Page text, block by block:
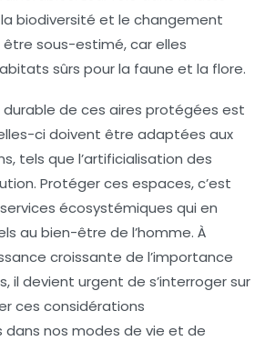
biodiversité et le changement
sous-estimé, car elles
sûrs pour la faune et la flore.
durable de ces aires protégées est
ci doivent être adaptées aux
tels que l’artificialisation des
Protéger ces espaces, c’est
services écosystémiques qui en
au bien-être de l’homme. À
croissante de l’importance
il devient urgent de s’interroger sur
ces considérations
nos modes de vie et de